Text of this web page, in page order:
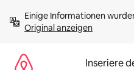
Inhalten
springenOriginal anzeigen
Inseriere